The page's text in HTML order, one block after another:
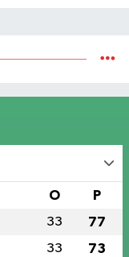
O P
33 77
33 73